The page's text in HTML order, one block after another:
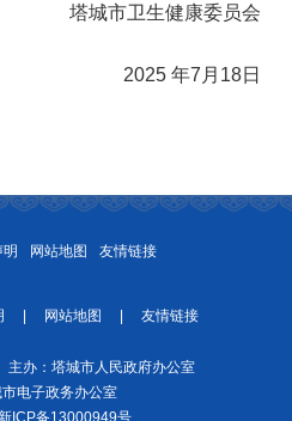
塔城市卫生健康委员会
2025 年7月18日
网站地图 友情链接
| 网站地图 | 友情链接
办：塔城市人民政府办公室
电子政务办公室